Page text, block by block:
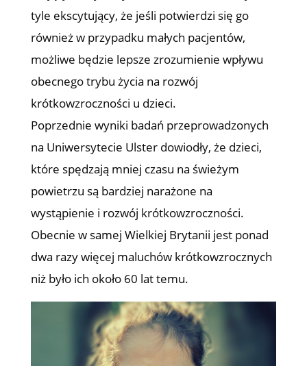
tyle ekscytujący, że jeśli potwierdzi się go
również w przypadku małych pacjentów,
możliwe będzie lepsze zrozumienie wpływu
obecnego trybu życia na rozwój
krótkowzroczności u dzieci.
Poprzednie wyniki badań przeprowadzonych
na Uniwersytecie Ulster dowiodły, że dzieci,
które spędzają mniej czasu na świeżym
powietrzu są bardziej narażone na
wystąpienie i rozwój krótkowzroczności.
Obecnie w samej Wielkiej Brytanii jest ponad
dwa razy więcej maluchów krótkowzrocznych
niż było ich około 60 lat temu.